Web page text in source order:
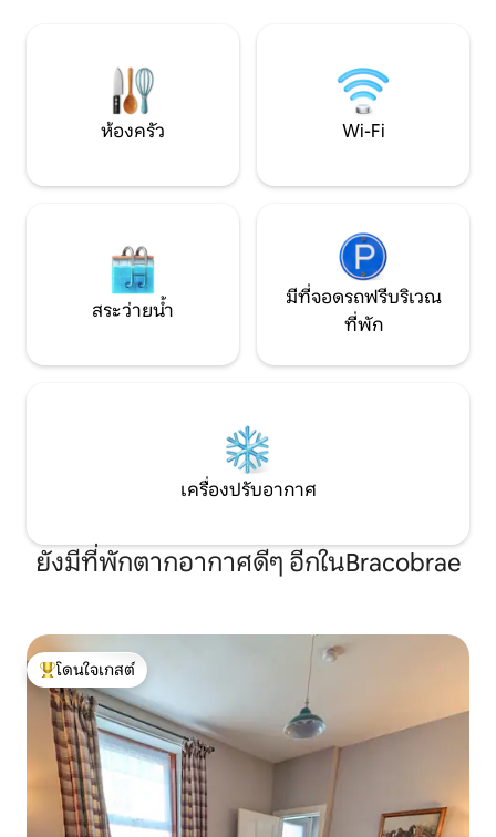
ห้องครัว Wi-Fi
สระว่ายน้ำ
มีที่จอดรถฟรีบริเวณ
ที่พัก
เครื่องปรับอากาศ
ยังมีที่พักตากอากาศดีๆ อีกในBracobrae
โดนใจเกสต์ที่สุด
โดนใจเกสต์